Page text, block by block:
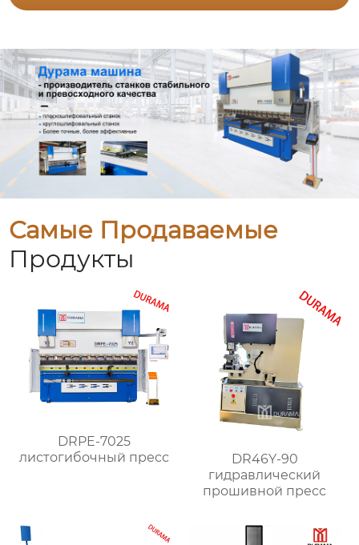
Самые Продаваемые
Продукты
DRPE-7025
листогибочный пресс
DR46Y-90
гидравлический
прошивной пресс